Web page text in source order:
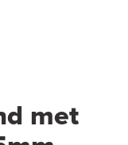
met